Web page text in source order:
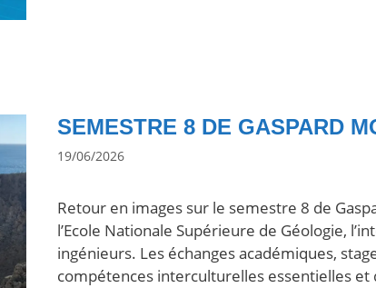
SEMESTRE 8 DE GASPARD
19/06/2026
Retour en images sur le semestre 8 de
l’Ecole Nationale Supérieure de Géologie,
ingénieurs. Les échanges académiques,
compétences interculturelles essentielles